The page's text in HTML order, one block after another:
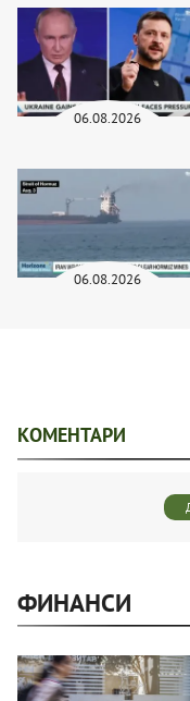
06.08.2026
06.08.2026
КОМЕНТАРИ
ФИНАНСИ